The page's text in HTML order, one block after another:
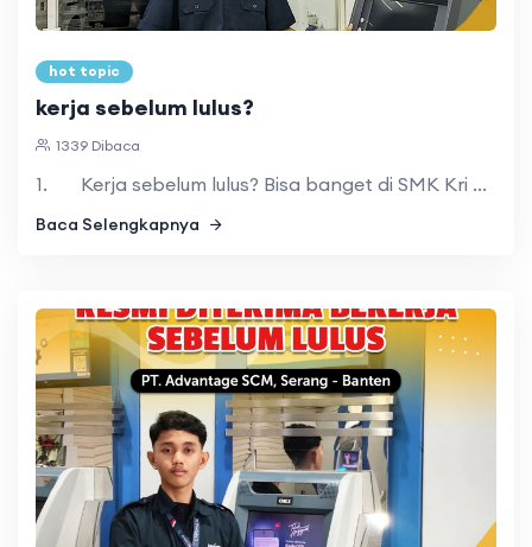
hot topic
kerja sebelum lulus?
1339 Dibaca
1. Kerja sebelum lulus? Bisa banget di SMK Kri ...
Baca Selengkapnya